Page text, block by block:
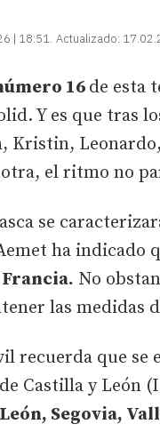
| 18:51 Actualizado:
16de esta
Y es que tras
Kristin,
el ritmo no
se
ha indicado
No
las medidas
recuerda que se
Castilla y León
León, Segovia,